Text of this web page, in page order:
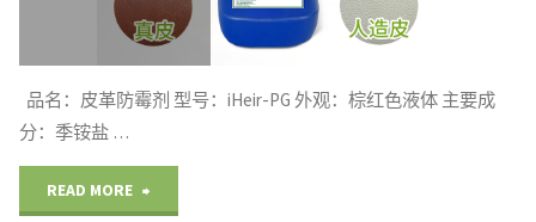
剂"
品名：皮革防霉剂 型号：iHeir-PG 外观：棕红色液体 主要成
分：季铵盐 …
READ MORE